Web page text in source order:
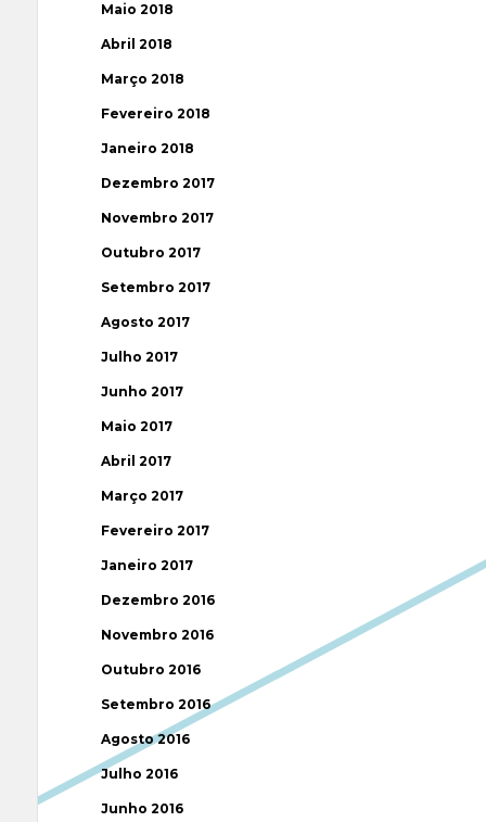
Maio 2018
Abril 2018
Março 2018
Fevereiro 2018
Janeiro 2018
Dezembro 2017
Novembro 2017
Outubro 2017
Setembro 2017
Agosto 2017
Julho 2017
Junho 2017
Maio 2017
Abril 2017
Março 2017
Fevereiro 2017
Janeiro 2017
Dezembro 2016
Novembro 2016
Outubro 2016
Setembro 2016
Agosto 2016
Julho 2016
Junho 2016